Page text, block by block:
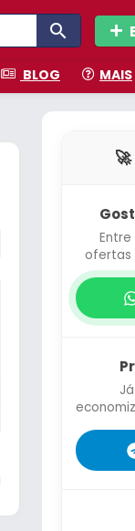
BLOG MAIS
ofertas